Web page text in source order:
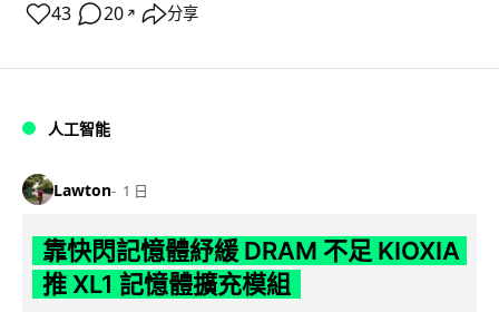
43 20 ↗ 分享
人工智能
Lawton 1 日
靠快閃記憶體紓緩 DRAM 不足 KIOXIA
推 XL1 記憶體擴充模組